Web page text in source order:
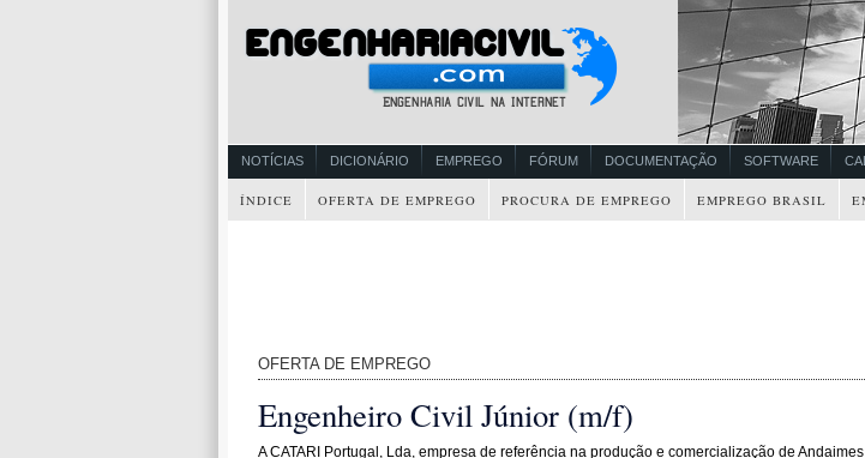
NOTÍCIAS DICIONÁRIO EMPREGO FÓRUM DOCUMENTAÇÃO SOFTWARE
ÍNDICE OFERTA DE EMPREGO PROCURA DE EMPREGO EMPREGO BRASIL
OFERTA DE EMPREGO
Engenheiro Civil Júnior (m/f)
A CATARI Portugal, Lda, empresa de referência na produção e comercialização de Andaimes